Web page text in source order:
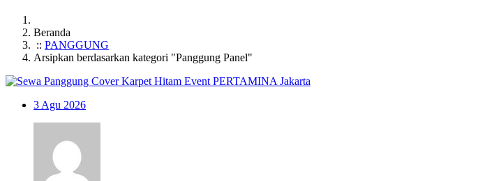
Beranda
:: PANGGUNG
Arsipkan berdasarkan kategori "Panggung Panel"
3 Agu 2026